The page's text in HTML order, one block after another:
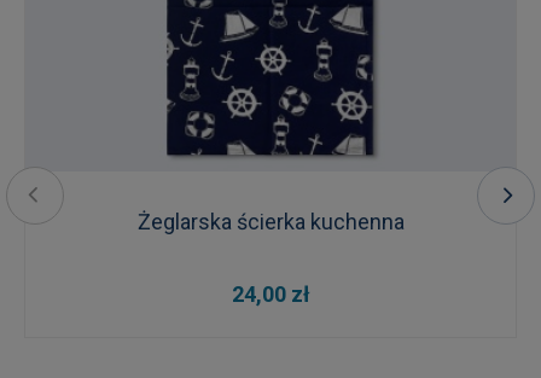
Żeglarska ścierka kuchenna
24,00 zł